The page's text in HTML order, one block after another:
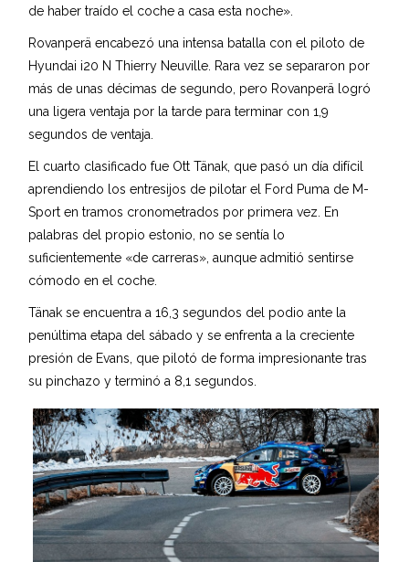
de haber traído el coche a casa esta noche».
Rovanperä encabezó una intensa batalla con el piloto de
Hyundai i20 N Thierry Neuville. Rara vez se separaron por
más de unas décimas de segundo, pero Rovanperä logró
una ligera ventaja por la tarde para terminar con 1,9
segundos de ventaja.
El cuarto clasificado fue Ott Tänak, que pasó un día difícil
aprendiendo los entresijos de pilotar el Ford Puma de M-
Sport en tramos cronometrados por primera vez. En
palabras del propio estonio, no se sentía lo
suficientemente «de carreras», aunque admitió sentirse
cómodo en el coche.
Tänak se encuentra a 16,3 segundos del podio ante la
penúltima etapa del sábado y se enfrenta a la creciente
presión de Evans, que pilotó de forma impresionante tras
su pinchazo y terminó a 8,1 segundos.